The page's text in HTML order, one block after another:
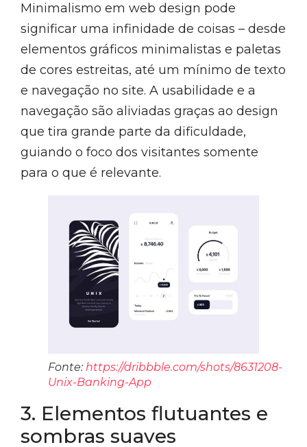
Minimalismo em web design pode
significar uma infinidade de coisas – desde
elementos gráficos minimalistas e paletas
de cores estreitas, até um mínimo de texto
e navegação no site. A usabilidade e a
navegação são aliviadas graças ao design
que tira grande parte da dificuldade,
guiando o foco dos visitantes somente
para o que é relevante.
Fonte: https://dribbble.com/shots/8631208-
Unix-Banking-App
3. Elementos flutuantes e
sombras suaves